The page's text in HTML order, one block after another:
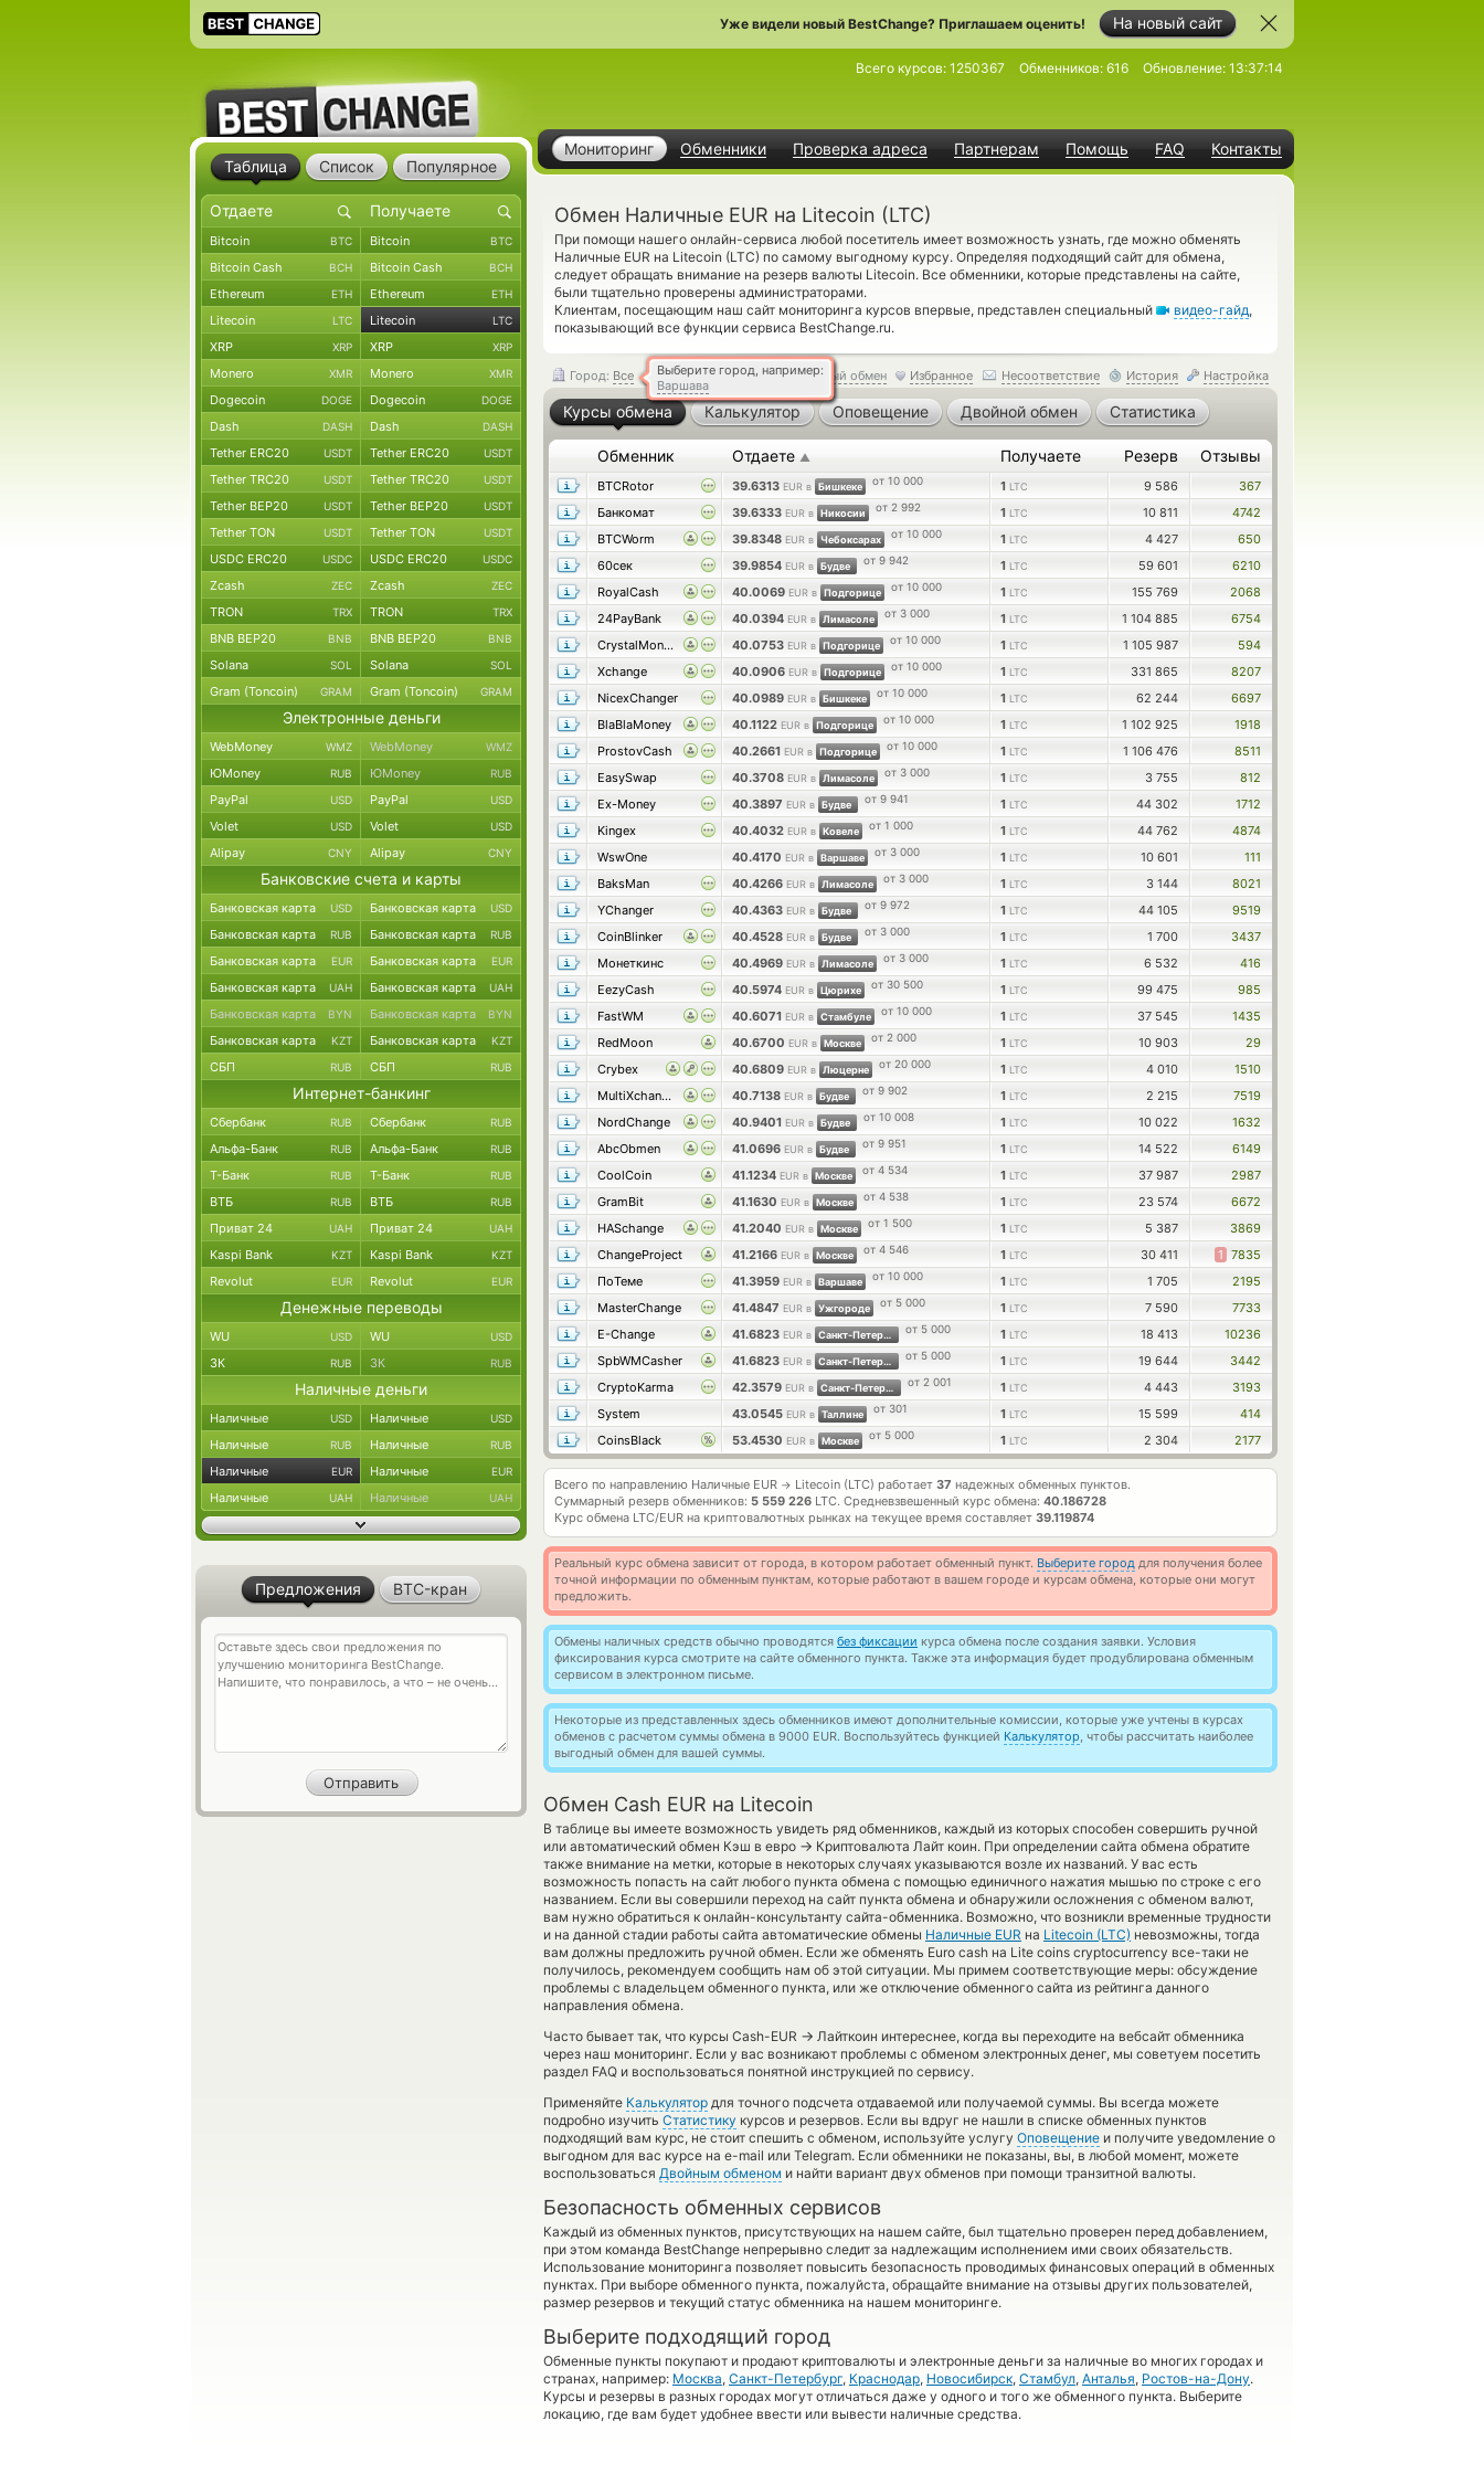
На новый сайт
Уже видели новый BestChange? Приглашаем оценить!
Мониторинг Обменники Проверка адреса Партнерам Помощь FAQ Контакты
Всего курсов: 1250367 Обменников: 616 Обновление: 13:37:14
Обмен Наличные EUR на Litecoin (LTC)
При помощи нашего онлайн-сервиса любой посетитель имеет возможность узнать, где можно обменять
Наличные EUR на Litecoin (LTC) по самому выгодному курсу. Определяя подходящий сайт для обмена,
следует обращать внимание на резерв валюты Litecoin. Все обменники, которые представлены на сайте,
были тщательно проверены администраторами.
Клиентам, посещающим наш сайт мониторинга курсов впервые, представлен специальный
видео-гайд,
показывающий все функции сервиса BestChange.ru.
Обратный обмен Избранное Несоответствие История Настройка
Город: Все
Выберите город, например:
Варшава
Курсы обмена Калькулятор Оповещение Двойной обмен Статистика
Обменник Отдаете ▲ Получаете Резерв Отзывы
BTCRotor 39.6313 EUR в Бишкеке от 10 000 1 LTC 9 586
367
Банкомат
39.6333 EUR в Никосии от 2 992 1 LTC 10 811
4742
BTCWorm
39.8348 EUR в Чебоксарах от 10 000 1 LTC 4 427
650
60сек
39.9854 EUR в Будве от 9 942 1 LTC 59 601
6210
RoyalCash
40.0069 EUR в Подгорице от 10 000 1 LTC 155 769
2068
24PayBank
40.0394 EUR в Лимасоле от 3 000 1 LTC 1 104 885
6754
CrystalMoney
40.0753 EUR в Подгорице от 10 000 1 LTC 1 105 987
594
Xchange
40.0906 EUR в Подгорице от 10 000 1 LTC 331 865
8207
NicexChanger
40.0989 EUR в Бишкеке от 10 000 1 LTC 62 244
6697
BlaBlaMoney
40.1122 EUR в Подгорице от 10 000 1 LTC 1 102 925
1918
ProstovCash
40.2661 EUR в Подгорице от 10 000 1 LTC 1 106 476
8511
EasySwap
40.3708 EUR в Лимасоле от 3 000 1 LTC 3 755
812
Ex-Money
40.3897 EUR в Будве от 9 941 1 LTC 44 302
1712
Kingex
40.4032 EUR в Ковеле от 1 000 1 LTC 44 762
4874
WswOne
40.4170 EUR в Варшаве от 3 000 1 LTC 10 601
111
BaksMan
40.4266 EUR в Лимасоле от 3 000 1 LTC 3 144
8021
YChanger
40.4363 EUR в Будве от 9 972 1 LTC 44 105
9519
CoinBlinker
40.4528 EUR в Будве от 3 000 1 LTC 1 700
3437
Монеткинс
40.4969 EUR в Лимасоле от 3 000 1 LTC 6 532
416
EezyCash
40.5974 EUR в Цюрихе от 30 500 1 LTC 99 475
985
FastWM
40.6071 EUR в Стамбуле от 10 000 1 LTC 37 545
1435
RedMoon
40.6700 EUR в Москве от 2 000 1 LTC 10 903
29
Crybex
40.6809 EUR в Люцерне от 20 000 1 LTC 4 010
1510
MultiXchange
40.7138 EUR в Будве от 9 902 1 LTC 2 215
7519
NordChange
40.9401 EUR в Будве от 10 008 1 LTC 10 022
1632
AbcObmen
41.0696 EUR в Будве от 9 951 1 LTC 14 522
6149
CoolCoin
41.1234 EUR в Москве от 4 534 1 LTC 37 987
2987
GramBit
41.1630 EUR в Москве от 4 538 1 LTC 23 574
6672
HASchange
41.2040 EUR в Москве от 1 500 1 LTC 5 387
3869
ChangeProject
41.2166 EUR в Москве от 4 546 1 LTC 30 411 1 7835
ПоТеме
41.3959 EUR в Варшаве от 10 000 1 LTC 1 705
2195
MasterChange
41.4847 EUR в Ужгороде от 5 000 1 LTC 7 590
7733
E-Change
41.6823 EUR в Санкт-Петербурге от 5 000 1 LTC 18 413
10236
SpbWMCasher
41.6823 EUR в Санкт-Петербурге от 5 000 1 LTC 19 644
3442
CryptoKarma
42.3579 EUR в Санкт-Петербурге от 2 001 1 LTC 4 443
3193
System
43.0545 EUR в Таллине от 301 1 LTC 15 599
414
CoinsBlack
53.4530 EUR в Москве от 5 000 1 LTC 2 304 2177
Всего по направлению Наличные EUR → Litecoin (LTC) работает 37 надежных обменных пунктов.
Суммарный резерв обменников: 5 559 226 LTC. Средневзвешенный курс обмена: 40.186728
Курс обмена LTC/EUR на криптовалютных рынках на текущее время составляет 39.119874
Реальный курс обмена зависит от города, в котором работает обменный пункт. Выберите город для получения более
точной информации по обменным пунктам, которые работают в вашем городе и курсам обмена, которые они могут
предложить.
Обмены наличных средств обычно проводятся без фиксации курса обмена после создания заявки. Условия
фиксирования курса смотрите на сайте обменного пункта. Также эта информация будет продублирована обменным
сервисом в электронном письме.
Некоторые из представленных здесь обменников имеют дополнительные комиссии, которые уже учтены в курсах
обменов с расчетом суммы обмена в 9000 EUR. Воспользуйтесь функцией Калькулятор, чтобы рассчитать наиболее
выгодный обмен для вашей суммы.
Обмен Cash EUR на Litecoin
В таблице вы имеете возможность увидеть ряд обменников, каждый из которых способен совершить ручной
или автоматический обмен Кэш в евро → Криптовалюта Лайт коин. При определении сайта обмена обратите
также внимание на метки, которые в некоторых случаях указываются возле их названий. У вас есть
возможность попасть на сайт любого пункта обмена с помощью единичного нажатия мышью по строке с его
названием. Если вы совершили переход на сайт пункта обмена и обнаружили осложнения с обменом валют,
вам нужно обратиться к онлайн-консультанту сайта-обменника. Возможно, что возникли временные трудности
и на данной стадии работы сайта автоматические обмены Наличные EUR на Litecoin (LTC) невозможны, тогда
вам должны предложить ручной обмен. Если же обменять Euro cash на Lite coins cryptocurrency все-таки не
получилось, рекомендуем сообщить нам об этой ситуации. Мы примем соответствующие меры: обсуждение
проблемы с владельцем обменного пункта, или же отключение обменного сайта из рейтинга данного
направления обмена.
Часто бывает так, что курсы Cash-EUR → Лайткоин интереснее, когда вы переходите на вебсайт обменника
через наш мониторинг. Если у вас возникают проблемы с обменом электронных денег, мы советуем посетить
раздел FAQ и воспользоваться понятной инструкцией по сервису.
Применяйте Калькулятор для точного подсчета отдаваемой или получаемой суммы. Вы всегда можете
подробно изучить Статистику курсов и резервов. Если вы вдруг не нашли в списке обменных пунктов
подходящий вам курс, не стоит спешить с обменом, используйте услугу Оповещение и получите уведомление о
выгодном для вас курсе на e-mail или Telegram. Если обменники не показаны, вы, в любой момент, можете
воспользоваться Двойным обменом и найти вариант двух обменов при помощи транзитной валюты.
Безопасность обменных сервисов
Каждый из обменных пунктов, присутствующих на нашем сайте, был тщательно проверен перед добавлением,
при этом команда BestChange непрерывно следит за надлежащим исполнением ими своих обязательств.
Использование мониторинга позволяет повысить безопасность проводимых финансовых операций в обменных
пунктах. При выборе обменного пункта, пожалуйста, обращайте внимание на отзывы других пользователей,
размер резервов и текущий статус обменника на нашем мониторинге.
Выберите подходящий город
Обменные пункты покупают и продают криптовалюты и электронные деньги за наличные во многих городах и
странах, например: Москва, Санкт-Петербург, Краснодар, Новосибирск, Стамбул, Анталья, Ростов-на-Дону.
Курсы и резервы в разных городах могут отличаться даже у одного и того же обменного пункта. Выберите
локацию, где вам будет удобнее ввести или вывести наличные средства.
Таблица Список Популярное
Bitcoin BTC Bitcoin BTC
Bitcoin Cash BCH Bitcoin Cash BCH
Ethereum ETH Ethereum ETH
Litecoin LTC Litecoin LTC
XRP XRP XRP XRP
Monero XMR Monero XMR
Dogecoin DOGE Dogecoin DOGE
Dash DASH Dash DASH
Tether ERC20 USDT Tether ERC20 USDT
Tether TRC20 USDT Tether TRC20 USDT
Tether BEP20 USDT Tether BEP20 USDT
Tether TON USDT Tether TON USDT
USDC ERC20 USDC USDC ERC20 USDC
Zcash ZEC Zcash ZEC
TRON TRX TRON TRX
BNB BEP20 BNB BNB BEP20 BNB
Solana SOL Solana SOL
Gram (Toncoin) GRAM Gram (Toncoin) GRAM
Электронные деньги
WebMoney WMZ WebMoney WMZ
ЮMoney RUB ЮMoney RUB
PayPal USD PayPal USD
Volet USD Volet USD
Alipay CNY Alipay CNY
Банковские счета и карты
Банковская карта USD Банковская карта USD
Банковская карта RUB Банковская карта RUB
Банковская карта EUR Банковская карта EUR
Банковская карта UAH Банковская карта UAH
Банковская карта BYN Банковская карта BYN
Банковская карта KZT Банковская карта KZT
СБП RUB СБП RUB
Интернет-банкинг
Сбербанк RUB Сбербанк RUB
Альфа-Банк RUB Альфа-Банк RUB
Т-Банк RUB Т-Банк RUB
ВТБ RUB ВТБ RUB
Приват 24 UAH Приват 24 UAH
Kaspi Bank KZT Kaspi Bank KZT
Revolut EUR Revolut EUR
Денежные переводы
WU USD WU USD
ЗК RUB ЗК RUB
Наличные деньги
Наличные USD Наличные USD
Наличные RUB Наличные RUB
Наличные EUR Наличные EUR
Наличные UAH Наличные UAH
Предложения BTC-кран